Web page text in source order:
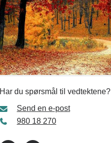
Har du spørsmål til vedtektene?
Send en e-post
980 18 270